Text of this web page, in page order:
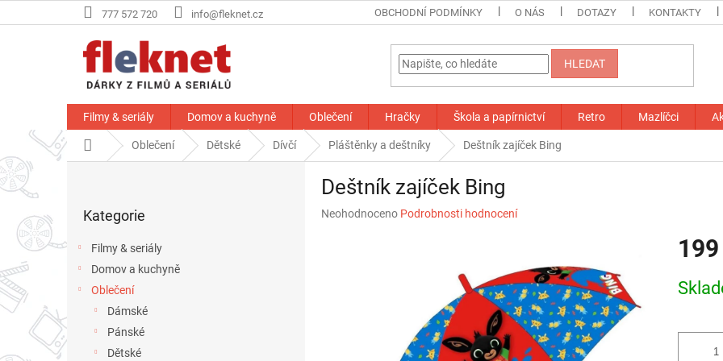
na
777 572 720 info@fleknet.cz OBCHODNÍ PODMÍNKY O NÁS DOTAZY KONTAKTY
HLEDAT
Filmy & seriály Domov a kuchyně Oblečení Hračky Škola a papírnictví Retro Mazlíčci
Domů Oblečení Dětské Dívčí Pláštěnky a deštníky Deštník zajíček Bing
r
p
a
kategorie
Kategorie
Filmy & seriály
Domov a kuchyně
Oblečení
Dámské
Pánské
Dětské
Deštník zajíček Bing
Průměrné
Neohodnoceno Podrobnosti hodnocení
cena: